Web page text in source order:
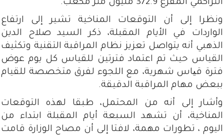
التراكمي المفرغ 372.9 مليون متر مكعب.
ونظرا إلى أن التوقعات المناخية تشير إلى ارتفاع
الواردات في الأيام المقبلة، ذكر السيد صلاح الدين
الذهبي أنه يتواصل تعزيز نظام المراقبة التقنية وتكثيف
القياس حيث تم اعتماد فترتين للقياس كل يوم عوض
فترة قیاس شهرية، مع اللجوء لفرق متخصصة للقيام
ببعض مهام المراقبة الدقيقة.
وأشار إلى أنه من المحتمل، طبقا لهذه التوقعات
المناخية، أن تشهد السبعة أيام المقبلة ابتداء من
اليوم ، تطورات مهمة، لافتا إلى أن مصاح الوزارة قامت